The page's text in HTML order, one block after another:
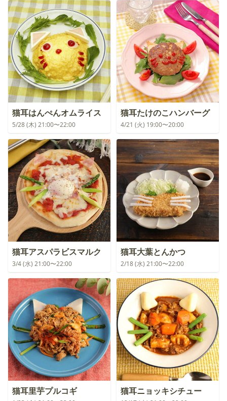
猫耳はんぺんオムライス
5/28 (木) 21:00〜22:00
猫耳たけのこハンバーグ
4/21 (火) 19:00〜20:00
猫耳アスパラビスマルク
3/4 (水) 21:00〜22:00
猫耳大葉とんかつ
2/18 (水) 21:00〜22:00
猫耳里芋プルコギ 猫耳ニョッキシチュー